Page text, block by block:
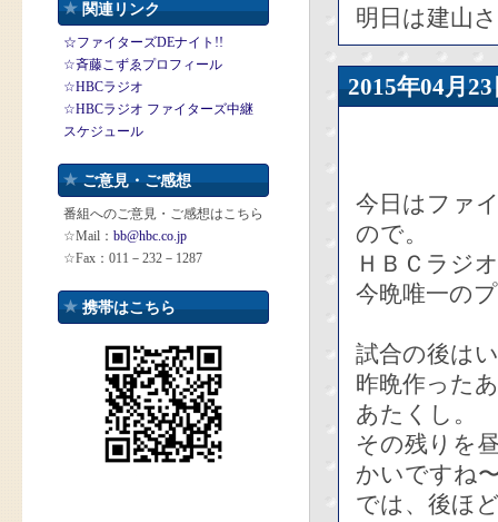
関連リンク
☆ファイターズDEナイト!!
☆斉藤こずゑプロフィール
☆HBCラジオ
☆HBCラジオ ファイターズ中継
スケジュール
ご意見・ご感想
番組へのご意見・ご感想はこちら
☆Mail： bb@hbc.co.jp
☆Fax：011－232－1287
携帯はこちら
明日は建山
2015年04
今日はファ
ので。
ＨＢＣラジ
今晩唯一の
試合の後は
昨晩作った
あたくし。
その残りを
かいですね
では、後ほ